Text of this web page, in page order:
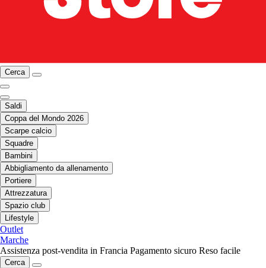
Cerca
Saldi
Coppa del Mondo 2026
Scarpe calcio
Squadre
Bambini
Abbigliamento da allenamento
Portiere
Attrezzatura
Spazio club
Lifestyle
Outlet
Marche
Assistenza post-vendita in Francia Pagamento sicuro Reso facile
Cerca